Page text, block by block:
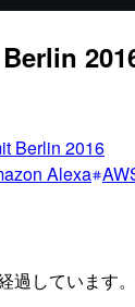
Berlin 2016
Alexa
過しています